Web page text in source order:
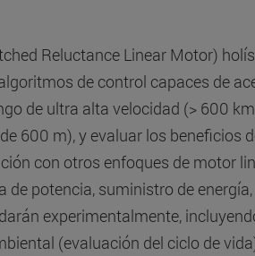
Reluctance Linear Motor)
de control capaces de
de ultra alta velocidad (> 600
600 m), y evaluar los beneficios
con otros enfoques de motor
potencia, suministro de
experimentalmente,
(evaluación del ciclo de